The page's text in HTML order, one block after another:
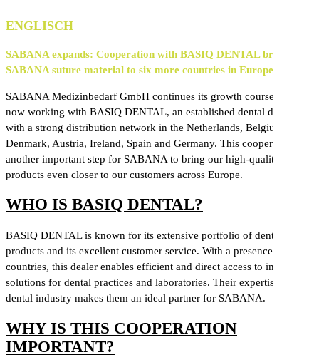
ENGLISCH
SABANA expands: Cooperation with BASIQ DENTAL brings
SABANA suture material to six more countries in Europe
SABANA Medizinbedarf GmbH continues its growth course and is
now working with BASIQ DENTAL, an established dental dealer
with a strong distribution network in the Netherlands, Belgium,
Denmark, Austria, Ireland, Spain and Germany. This cooperation is
another important step for SABANA to bring our high-quality
products even closer to our customers across Europe.
WHO IS BASIQ DENTAL?
BASIQ DENTAL is known for its extensive portfolio of dental
products and its excellent customer service. With a presence in seven
countries, this dealer enables efficient and direct access to innovative
solutions for dental practices and laboratories. Their expertise in the
dental industry makes them an ideal partner for SABANA.
WHY IS THIS COOPERATION
IMPORTANT?